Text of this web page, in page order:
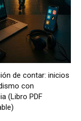
de contar: inicios
con
(Libro PDF